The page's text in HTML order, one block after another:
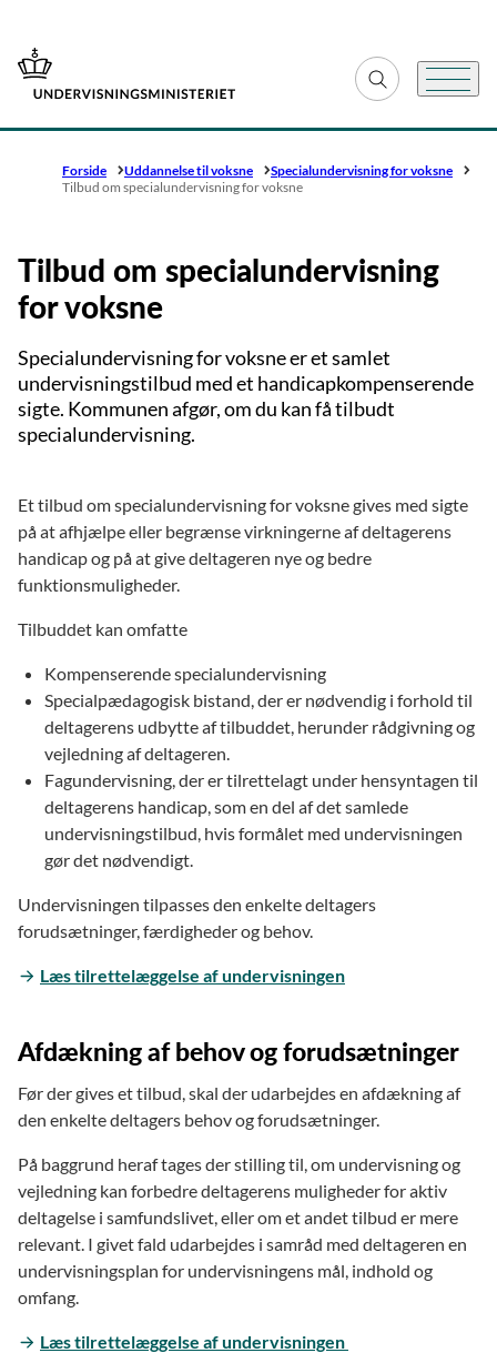
Gå til forsiden Fold søgefelt ud
Menu
Forside Uddannelse til voksne
Specialundervisning for voksne
Tilbud om specialundervisning for voksne
Tilbud om specialundervisning
for voksne
Specialundervisning for voksne er et samlet
undervisningstilbud med et handicapkompenserende
sigte. Kommunen afgør, om du kan få tilbudt
specialundervisning.
Et tilbud om specialundervisning for voksne gives med sigte
på at afhjælpe eller begrænse virkningerne af deltagerens
handicap og på at give deltageren nye og bedre
funktionsmuligheder.
Tilbuddet kan omfatte
Kompenserende specialundervisning
Specialpædagogisk bistand, der er nødvendig i forhold til
deltagerens udbytte af tilbuddet, herunder rådgivning og
vejledning af deltageren.
Fagundervisning, der er tilrettelagt under hensyntagen til
deltagerens handicap, som en del af det samlede
undervisningstilbud, hvis formålet med undervisningen
gør det nødvendigt.
Undervisningen tilpasses den enkelte deltagers
forudsætninger, færdigheder og behov.
Læs tilrettelæggelse af undervisningen
Afdækning af behov og forudsætninger
Før der gives et tilbud, skal der udarbejdes en afdækning af
den enkelte deltagers behov og forudsætninger.
På baggrund heraf tages der stilling til, om undervisning og
vejledning kan forbedre deltagerens muligheder for aktiv
deltagelse i samfundslivet, eller om et andet tilbud er mere
relevant. I givet fald udarbejdes i samråd med deltageren en
undervisningsplan for undervisningens mål, indhold og
omfang.
Læs tilrettelæggelse af undervisningen